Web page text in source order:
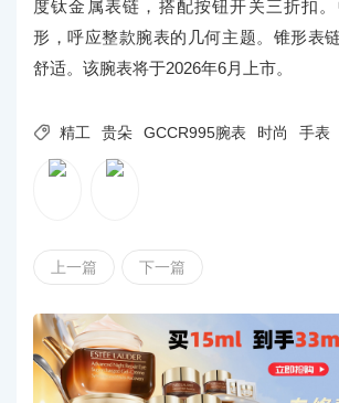
度钛金属表链，搭配按钮开关三折扣
形，呼应整款腕表的几何主题。锥形表
舒适。该腕表将于2026年6月上市。
 精工 贵朵 GCCR995腕表 时尚 手表
上一篇 下一篇